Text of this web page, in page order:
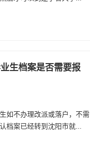
生档案是否需要报
如不办理改派或落户，不需
档案已经转到沈阳市就...